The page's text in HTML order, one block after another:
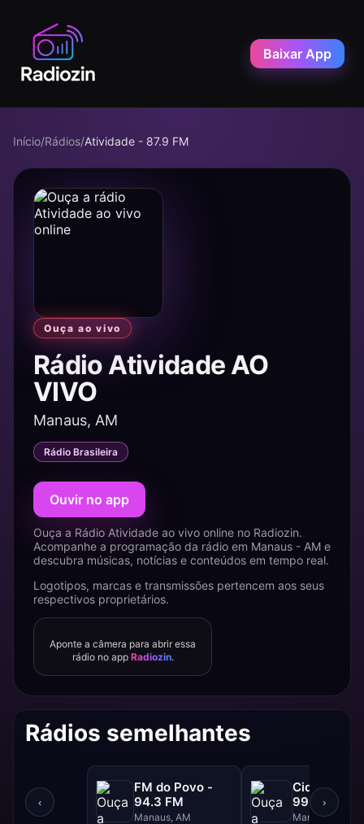
Baixar App
Início/Rádios/Atividade - 87.9 FM
Ouça ao vivo
Rádio Atividade AO
VIVO
Manaus, AM
Rádio Brasileira
Ouvir no app
Ouça a Rádio Atividade ao vivo online no Radiozin.
Acompanhe a programação da rádio em Manaus - AM e
descubra músicas, notícias e conteúdos em tempo real.
Logotipos, marcas e transmissões pertencem aos seus
respectivos proprietários.
Aponte a câmera para abrir essa
rádio no app Radiozin.
Rádios semelhantes
‹
FM do Povo -
94.3 FM
Manaus, AM
Cidade FM -
99.3 FM
Manaus, AM
›